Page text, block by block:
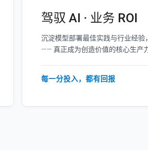
驾驭 AI · 业务 ROI
沉淀模型部署最佳实践与行业经
—— 真正成为创造价值的核心生产力
每一分投入，都有回报